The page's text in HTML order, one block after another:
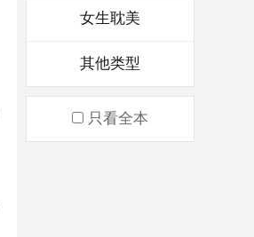
女生耽美
其他类型
只看全本